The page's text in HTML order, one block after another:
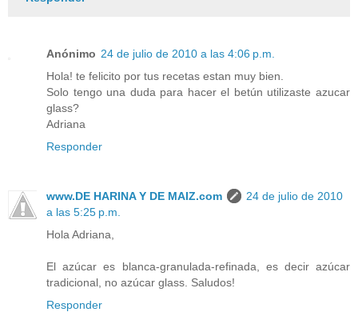
Anónimo 24 de julio de 2010 a las 4:06 p.m.
Hola! te felicito por tus recetas estan muy bien.
Solo tengo una duda para hacer el betún utilizaste azucar
glass?
Adriana
Responder
www.DE HARINA Y DE MAIZ.com
24 de julio de 2010
a las 5:25 p.m.
Hola Adriana,
El azúcar es blanca-granulada-refinada, es decir azúcar
tradicional, no azúcar glass. Saludos!
Responder